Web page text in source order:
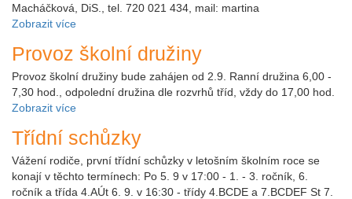
Macháčková, DiS., tel. 720 021 434, mail: martina
Zobrazit více
Provoz školní družiny
Provoz školní družiny bude zahájen od 2.9. Ranní družina 6,00 -
7,30 hod., odpolední družina dle rozvrhů tříd, vždy do 17,00 hod.
Zobrazit více
Třídní schůzky
Vážení rodiče, první třídní schůzky v letošním školním roce se
konají v těchto termínech: Po 5. 9 v 17:00 - 1. - 3. ročník, 6.
ročník a třída 4.AÚt 6. 9. v 16:30 - třídy 4.BCDE a 7.BCDEF St 7.